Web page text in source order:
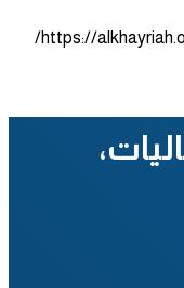
https://
https://alkhayriah.org/wp-content/uploads/2021/06/